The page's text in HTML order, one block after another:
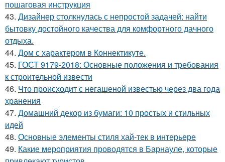
пошаговая инструкция
43. Дизайнер столкнулась с непростой задачей: найти
бытовку достойного качества для комфортного дачного
отдыха.
44. Дом с характером в Коннектикуте.
45. ГОСТ 9179-2018: Основные положения и требования
к строительной извести
46. Что происходит с негашеной известью через два года
хранения
47. Домашний декор из бумаги: 10 простых и стильных
идей
48. Основные элементы стиля хай-тек в интерьере
49. Какие мероприятия проводятся в Барнауле, которые